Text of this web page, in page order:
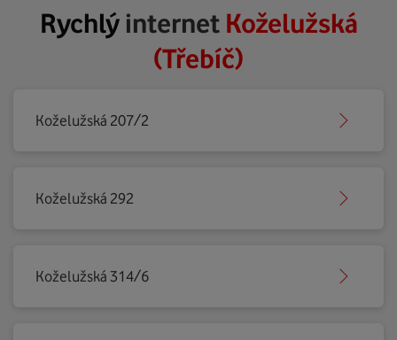
Rychlýinternet Koželužská
(Třebíč)
Koželužská 207/2
Koželužská 292
Koželužská 314/6